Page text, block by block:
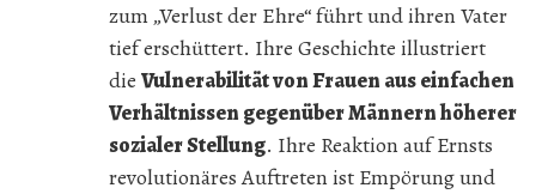
zum „Verlust der Ehre“ führt und ihren Vater
tief erschüttert. Ihre Geschichte illustriert
die Vulnerabilität von Frauen aus einfachen
Verhältnissen gegenüber Männern höherer
sozialer Stellung. Ihre Reaktion auf Ernsts
revolutionäres Auftreten ist Empörung und